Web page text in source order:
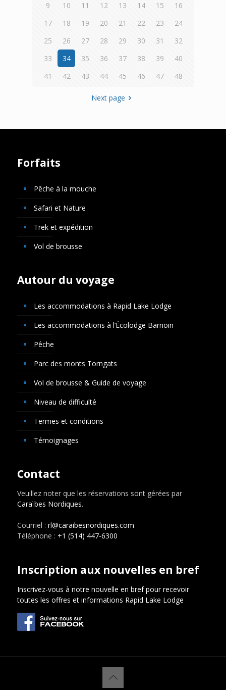
9
10 11 12 13 14 15
16
17
18 19 20 21 22 23
24
25
26 27 28 29 30 31
32
33
34 35 36 37 38 39
40
41
42 43 44 45 46 47 48
Next page
Forfaits
Pêche à la mouche
Safari et Nature
Trek et expédition
Vol de brousse
Autour du voyage
Les accommodations à Rapid Lake Lodge
Les accommodations à l’Écolodge Barnoin
Pêche
Parc des monts Torngats
Vol de brousse & Guide de voyage
Niveau de difficulté
Termes et conditions
Témoignages
Contact
Veuillez noter que les réservations sont gérées par
Caraïbes Nordiques.
Courriel : rl@caraibesnordiques.com
Téléphone : +1 (514) 447-6300
Inscription aux nouvelles en bref
Inscrivez-vous à notre nouvelle en bref pour recevoir
toutes les offres et informations Rapid Lake Lodge